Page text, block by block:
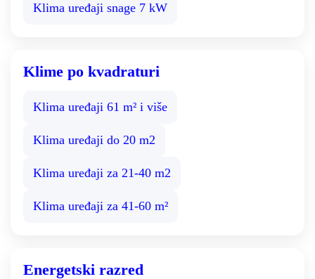
Klima uređaji snage 7 kW
Klime po kvadraturi
Klima uređaji 61 m² i više
Klima uređaji do 20 m2
Klima uređaji za 21-40 m2
Klima uređaji za 41-60 m²
Energetski razred